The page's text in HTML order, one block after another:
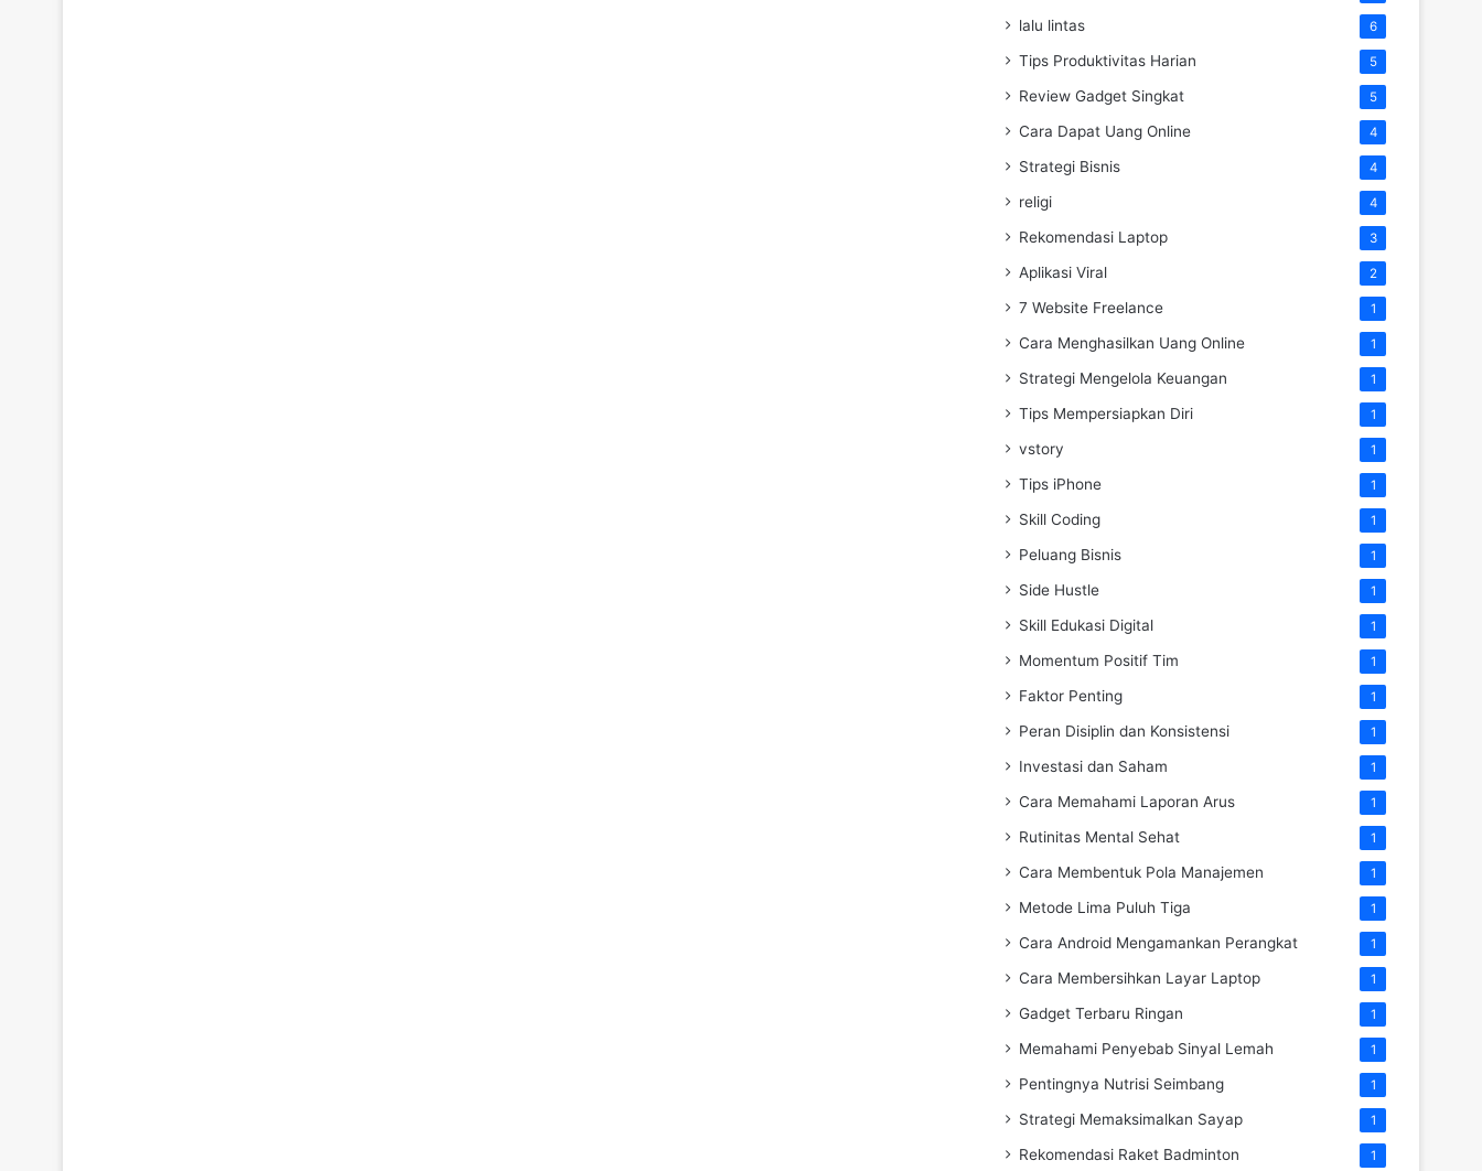
lalu lintas 6
Tips Produktivitas Harian 5
Review Gadget Singkat 5
Cara Dapat Uang Online 4
Strategi Bisnis 4
religi 4
Rekomendasi Laptop 3
Aplikasi Viral 2
7 Website Freelance 1
Cara Menghasilkan Uang Online 1
Strategi Mengelola Keuangan 1
Tips Mempersiapkan Diri 1
vstory 1
Tips iPhone 1
Skill Coding 1
Peluang Bisnis 1
Side Hustle 1
Skill Edukasi Digital 1
Momentum Positif Tim 1
Faktor Penting 1
Peran Disiplin dan Konsistensi 1
Investasi dan Saham 1
Cara Memahami Laporan Arus 1
Rutinitas Mental Sehat 1
Cara Membentuk Pola Manajemen 1
Metode Lima Puluh Tiga 1
Cara Android Mengamankan Perangkat 1
Cara Membersihkan Layar Laptop 1
Gadget Terbaru Ringan 1
Memahami Penyebab Sinyal Lemah 1
Pentingnya Nutrisi Seimbang 1
Strategi Memaksimalkan Sayap 1
Rekomendasi Raket Badminton 1